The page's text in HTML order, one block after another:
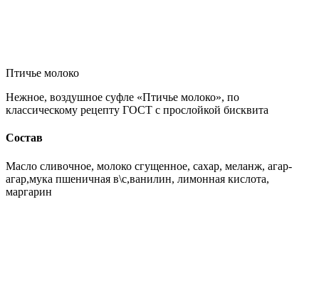
Птичье молоко
Нежное, воздушное суфле «Птичье молоко», по
классическому рецепту ГОСТ с прослойкой бисквита
Состав
Масло сливочное, молоко сгущенное, сахар, меланж, агар-
агар,мука пшеничная в\с,ванилин, лимонная кислота,
маргарин